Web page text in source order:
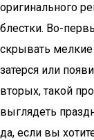
оригинального
блестки. Во-
скрывать мелкие
затерся или
вторых, такой
выглядеть
да, если вы